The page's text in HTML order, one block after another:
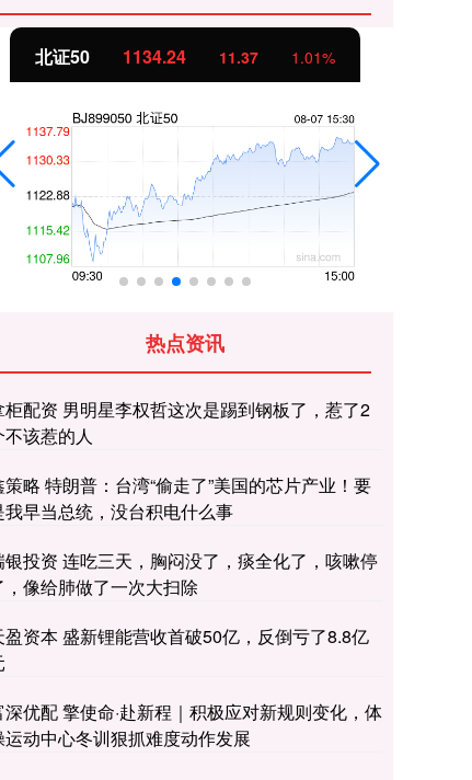
创业板指 3563.12 47.56 1.35%
热点资讯
柜配资 男明星李权哲这次是踢到钢板了，惹了2
不该惹的人
策略 特朗普：台湾“偷走了”美国的芯片产业！要
我早当总统，没台积电什么事
银投资 连吃三天，胸闷没了，痰全化了，咳嗽停
，像给肺做了一次大扫除
盈资本 盛新锂能营收首破50亿，反倒亏了8.8亿
深优配 擎使命·赴新程｜积极应对新规则变化，体
运动中心冬训狠抓难度动作发展